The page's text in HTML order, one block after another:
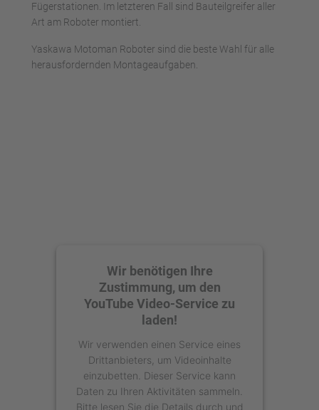
Fügerstationen. Im letzteren Fall sind Bauteilgreifer aller
Art am Roboter montiert.
Yaskawa Motoman Roboter sind die beste Wahl für alle
herausfordernden Montageaufgaben.
Wir benötigen Ihre
Zustimmung, um den
YouTube Video-Service zu
laden!
Wir verwenden einen Service eines
Drittanbieters, um Videoinhalte
einzubetten. Dieser Service kann
Daten zu Ihren Aktivitäten sammeln.
Bitte lesen Sie die Details durch und